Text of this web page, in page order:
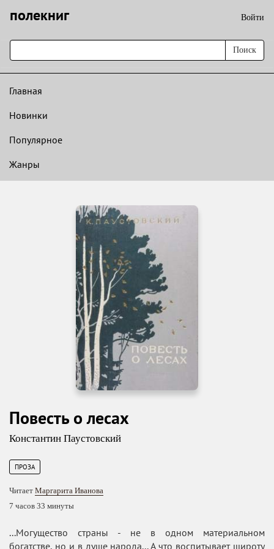
полекниг Войти
Поиск
Главная
Новинки
Популярное
Жанры
Повесть о лесах
Константин Паустовский
ПРОЗА
Читает Маргарита Иванова
7 часов 33 минуты
...Могущество страны - не в одном материальном
богатстве, но и в душе народа... А что воспитывает широту